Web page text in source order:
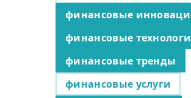
финансовые
финансовые
финансовые тренды
финансовые услуги